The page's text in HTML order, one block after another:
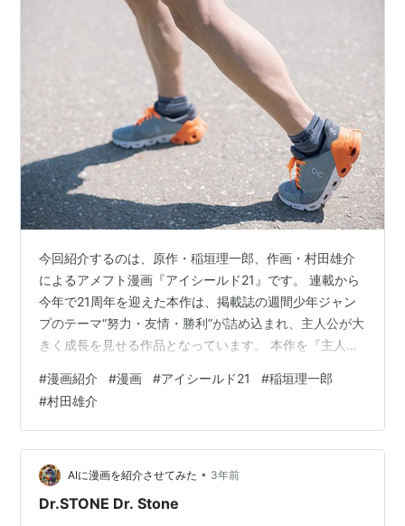
今回紹介するのは、原作・稲垣理一郎、作画・村田雄介
によるアメフト漫画『アイシールド21』です。 連載から
今年で21周年を迎えた本作は、掲載誌の週間少年ジャン
プのテーマ“努力・友情・勝利”が詰め込まれ、主人公が大
きく成長を見せる作品となっています。 本作を『主人公
魅力を紹介したいと思います。今回は『主人公編』で
す。 主人公は元パシリ 主人公・小早川瀬那（以下、セ
ナ）は子どもの頃から気弱な性格でパシリ生活を強いら
れていました。泥門（でいもん）高校に入学するも、変
わらないパシリ生活が待っているという悲運な人生。し
かし長年のパシリ生活によって、セナの…
#漫画紹介 #漫画 #アイシールド21 #稲垣理一郎
#村田雄介
AIに漫画を紹介させてみた • 3年前
Dr.STONE Dr. Stone